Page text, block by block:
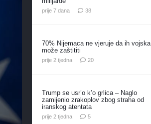
prije 7 dana 38komentara
70% Nijemaca ne vjeruje da ih vojska
može zaštititi
prije 2 tjedna 20komentara
Trump se usr’o k’o grlica – Naglo
zamijenio zrakoplov zbog straha od
iranskog atentata
prije 2 tjedna 5komentara